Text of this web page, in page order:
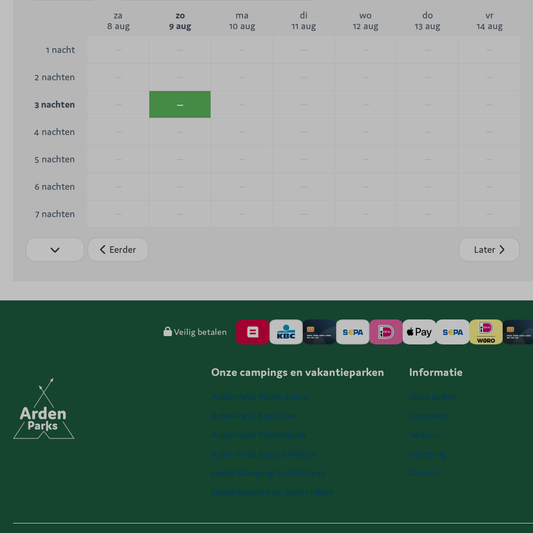
za
8 aug
zo
9 aug
ma
10 aug
di
11 aug
wo
12 aug
do
13 aug
vr
14 aug
1 nacht
2 nachten
3 nachten —
4 nachten
5 nachten
6 nachten
7 nachten
Eerder Later
Veilig betalen
Onze campings en vakantieparken
Arden Parks Petite Suisse
Arden Parks Baalse hei
Arden Parks Tulderheyde
Arden Parks Signy-L'Abbaye
Landal Glamping Neufchâteau
Landal Nature Parc Saint-Hubert
Informatie
Onze parken
Kamperen
Verhuur
Glamping
Contact